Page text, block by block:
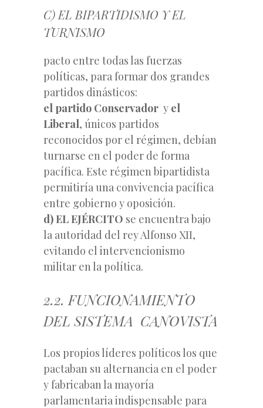
C) EL BIPARTIDISMO Y EL
TURNISMO
pacto entre todas las fuerzas
políticas, para formar dos grandes
partidos dinásticos:
el partido Conservador y el
Liberal, únicos partidos
reconocidos por el régimen, debían
turnarse en el poder de forma
pacífica. Este régimen bipartidista
permitiría una convivencia pacífica
entre gobierno y oposición.
d) EL EJÉRCITO se encuentra bajo
la autoridad del rey Alfonso XII,
evitando el intervencionismo
militar en la política.
2.2. FUNCIONAMIENTO
DEL SISTEMA CANOVISTA
Los propios líderes políticos los que
pactaban su alternancia en el poder
y fabricaban la mayoría
parlamentaria indispensable para